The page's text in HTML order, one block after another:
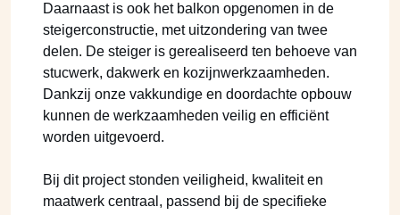
Daarnaast is ook het balkon opgenomen in de
steigerconstructie, met uitzondering van twee
delen. De steiger is gerealiseerd ten behoeve van
stucwerk, dakwerk en kozijnwerkzaamheden.
Dankzij onze vakkundige en doordachte opbouw
kunnen de werkzaamheden veilig en efficiënt
worden uitgevoerd.
Bij dit project stonden veiligheid, kwaliteit en
maatwerk centraal, passend bij de specifieke